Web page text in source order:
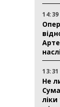
14:39
13:31
Не